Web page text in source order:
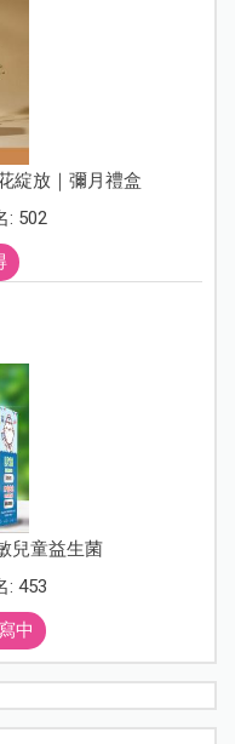
綻放｜彌月禮盒
: 502
兒童益生菌
: 453
中